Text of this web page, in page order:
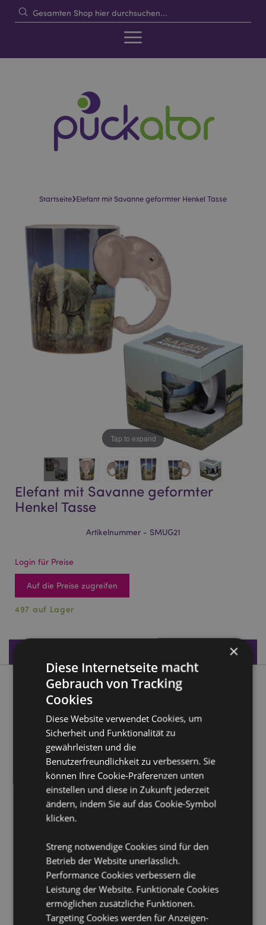
Startseite›Elefant mit Savanne geformter Henkel Tasse
images
gallery
images
gallery
Tap to expand
Elefant mit Savanne geformter
Henkel Tasse
Artikelnummer - SMUG21
Login für Preise
Auf die Preise zugreifen
497 auf Lager
Produktbeschreibung
Elefant mit Savanne geformter Henkel Tasse
Material:Dolomit Keramik
Lebensmittelecht:Ja
Mikrowellensicher:Nein
Spülmaschinenfest:Nein
Volumen:400ml
Möchten Sie mehr über den Einkauf bei Puckator
erfahren?Dann lesen Sie unserenLeitfaden für
Kundeninformationen.
Produktattribute
×
Diese Internetseite macht
Gebrauch von Tracking
Cookies
Diese Website verwendet Cookies, um
Sicherheit und Funktionalität zu
gewährleisten und die
Benutzerfreundlichkeit zu verbessern. Sie
können Ihre Cookie-Präferenzen unten
einstellen und diese in Zukunft jederzeit
ändern, indem Sie auf das Cookie-Symbol
klicken.
Streng notwendige Cookies sind für den
Betrieb der Website unerlässlich.
Performance Cookies verbessern die
Leistung der Website. Funktionale Cookies
ermöglichen zusätzliche Funktionen.
Targeting Cookies werden für Anzeigen-